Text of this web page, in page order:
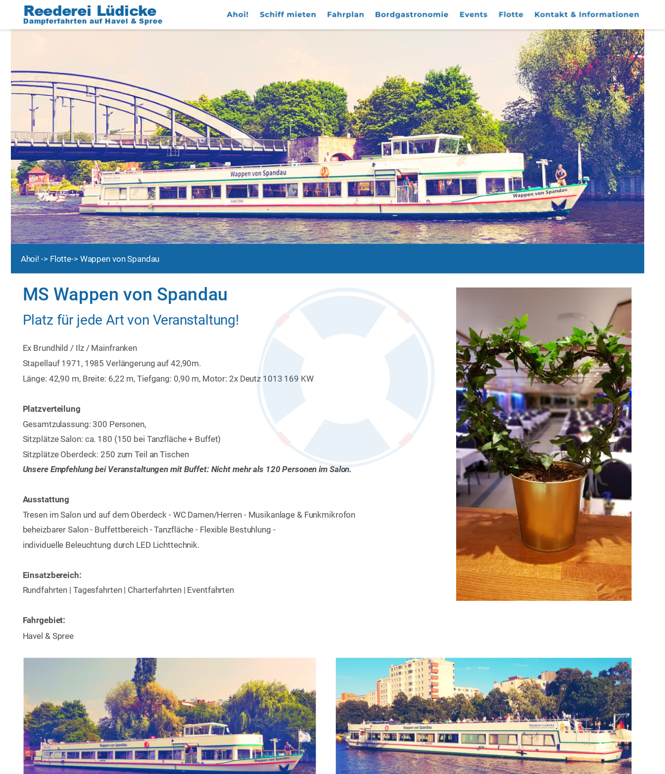
MS Wappen von Spandau
Platz für jede Art von Veranstaltung!
Ex Brundhild / Ilz / Mainfranken
Stapellauf 1971, 1985 Verlängerung auf 42,90m.
Länge: 42,90 m, Breite: 6,22 m, Tiefgang: 0,90 m, Motor: 2x Deutz 1013 169 KW
Platzverteilung
Gesamtzulassung: 300 Personen,
Sitzplätze Salon: ca. 180 (150 bei Tanzfläche + Buffet)
Sitzplätze Oberdeck: 250 zum Teil an Tischen
Unsere Empfehlung bei Veranstaltungen mit Buffet: Nicht mehr als 120 Personen im Salon.
Ausstattung
Tresen im Salon und auf dem Oberdeck - WC Damen/Herren - Musikanlage & Funkmikrofon
beheizbarer Salon - Buffettbereich - Tanzfläche - Flexible Bestuhlung -
individuelle Beleuchtung durch LED Lichttechnik.
Einsatzbereich:
Rundfahrten | Tagesfahrten | Charterfahrten | Eventfahrten
Fahrgebiet:
Havel & Spree
Ahoi! -> Flotte-> Wappen von Spandau
Dampferfahrten auf Havel & Spree
Reederei Lüdicke